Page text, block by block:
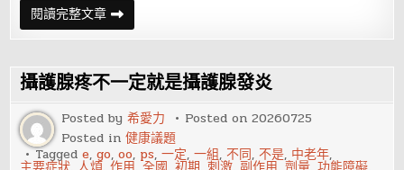
閱讀完整文章急
性
攝
腺
發
炎
有
哪
些
診
斷
要
攝護腺疼不一定就是攝護腺發炎
Posted by希愛力 Posted on20260725
Posted in健康議題
Taggede,go,oo, ps,一定,一組,不同,不是, 中老年,